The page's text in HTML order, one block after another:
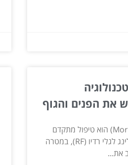
8: הטכנולוגיה
הפנים והגוף
מורפיאוס 8 (Morpheus8) הוא טיפול מתקדם
שמשלב בין מיקרונידלינג לגלי רדיו (RF), במטרה
את...